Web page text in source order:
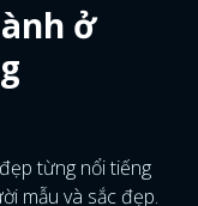
ở
từng nổi tiếng
mẫu và sắc đẹp.